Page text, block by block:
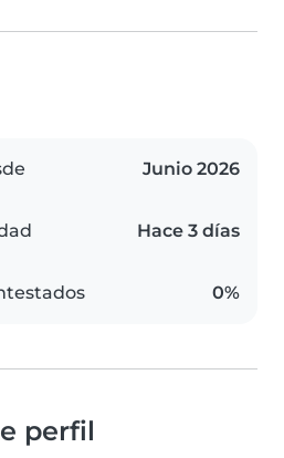
Junio 2026
Hace 3 días
0%
perfil